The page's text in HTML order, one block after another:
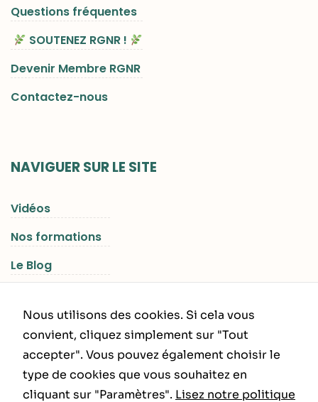
Questions fréquentes
SOUTENEZ RGNR !
Devenir Membre RGNR
Contactez-nous
NAVIGUER SUR LE SITE
Vidéos
Nos formations
Le Blog
INFORMATIONS LÉGALES
Nous utilisons des cookies. Si cela vous
convient, cliquez simplement sur "Tout
accepter". Vous pouvez également choisir le
type de cookies que vous souhaitez en
cliquant sur "Paramètres". Lisez notre politique